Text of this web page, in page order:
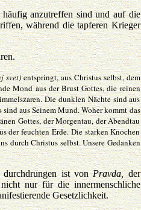
anzutreffen sind und auf die
während die tapferen Krieger
svet)entspringt, aus Christus selbst, dem
Mond aus der Brust Gottes, die reinen
Die dunklen Nächte sind aus
aus Seinem Mund. Woher kommt das
Gottes, der Morgentau, der Abendtau
der feuchten Erde. Die starken Knochen
durch Christus selbst. Unsere Gedanken
durchdrungen ist vonPravda,der
nur für die innermenschliche
Gesetzlichkeit.